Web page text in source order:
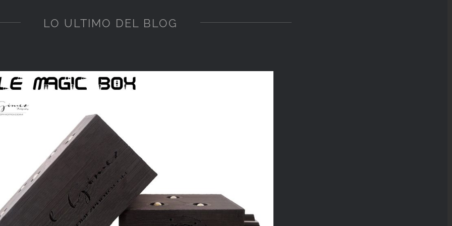
LO ULTIMO DEL BLOG
Ética en la fotografía